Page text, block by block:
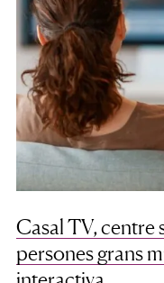
Casal TV, centre
persones grans